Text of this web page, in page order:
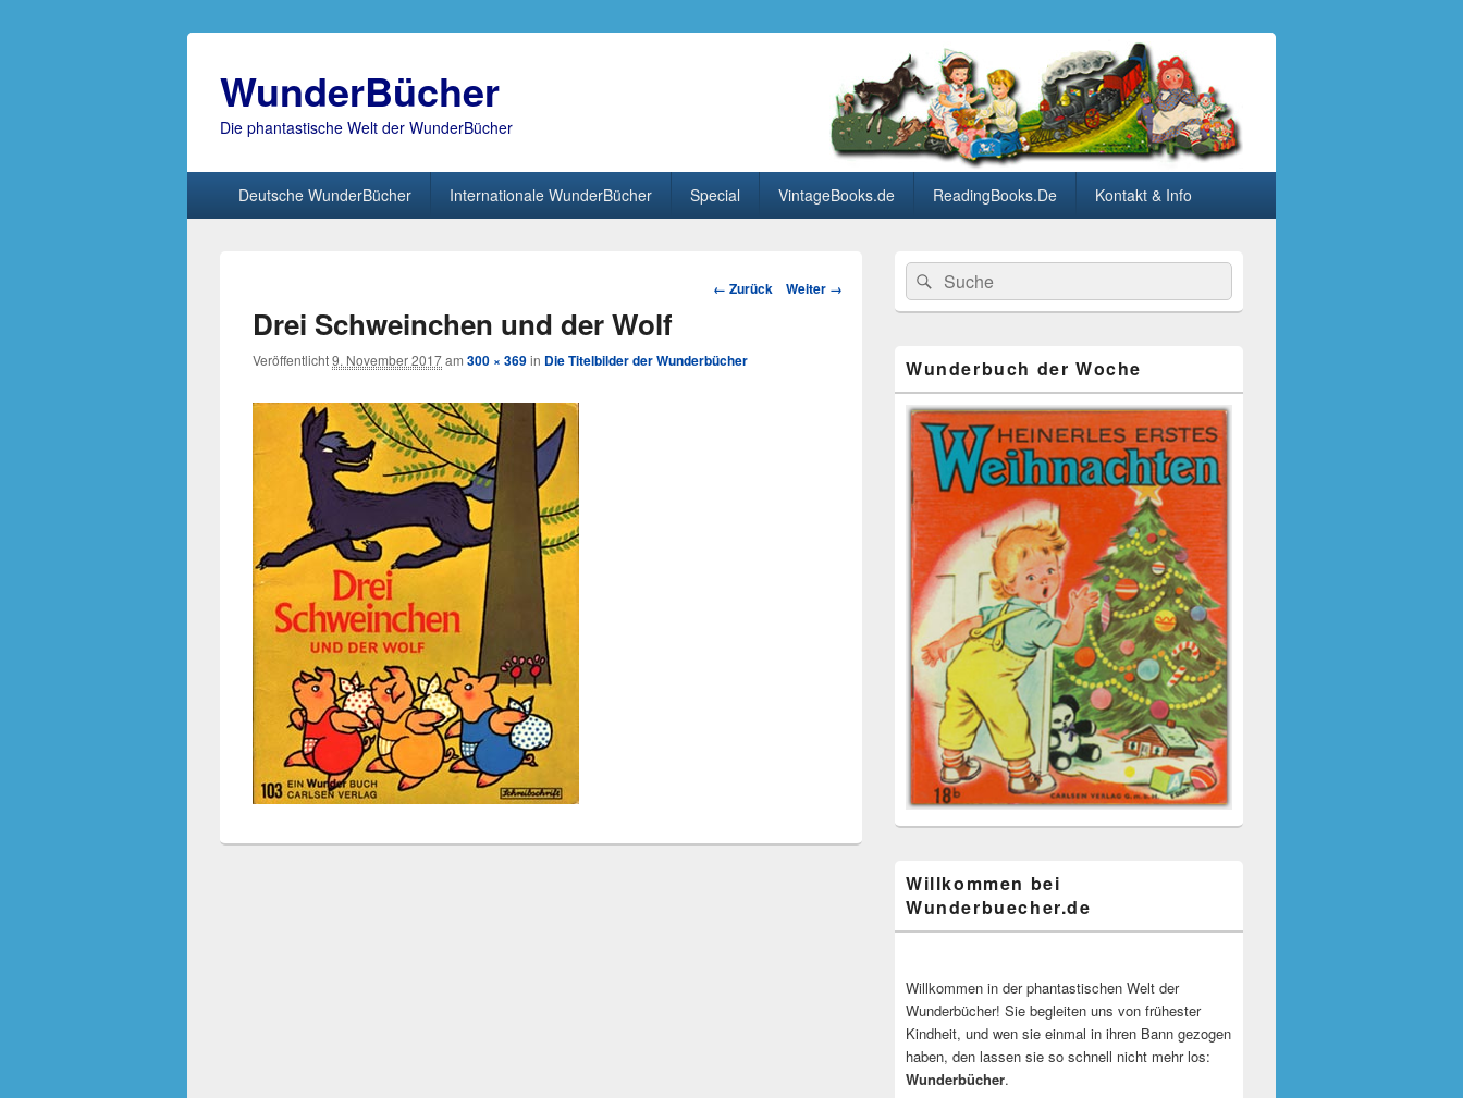
WunderBücher
Die phantastische Welt der WunderBücher
Deutsche WunderBücher Internationale WunderBücher Special VintageBooks.de ReadingBooks.De Kontakt & Info
Bild-
← Zurück Weiter →
Drei Schweinchen und der Wolf
Veröffentlicht9. November 2017am 300 × 369in Die Titelbilder der Wunderbücher
Primärer
Seitenleisten
Widget-
Bereich
Search
for:
Suche
Wunderbuch der Woche
Willkommen bei
Wunderbuecher.de
Willkommen in der phantastischen Welt der
Wunderbücher! Sie begleiten uns von frühester
Kindheit, und wen sie einmal in ihren Bann gezogen
haben, den lassen sie so schnell nicht mehr los:
Wunderbücher.